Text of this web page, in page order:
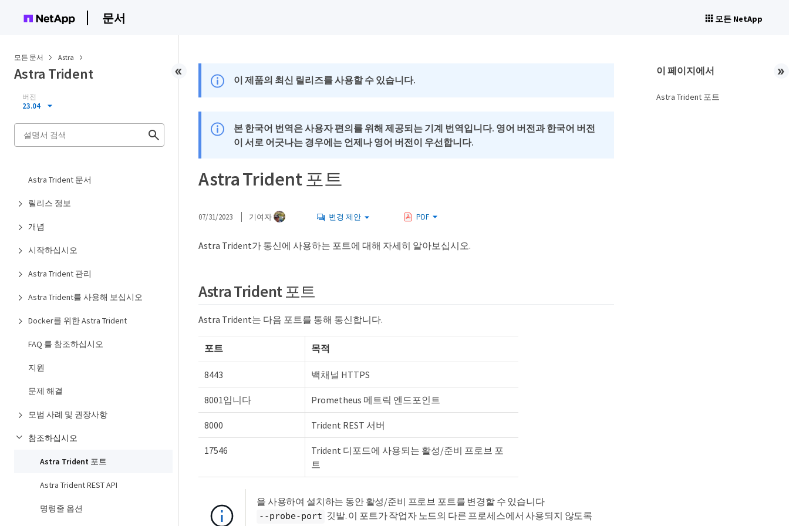
문서 모든 NetApp
모든 문서 Astra
Astra Trident
버전
23.04
Astra Trident 문서
릴리스 정보
개념
시작하십시오
Astra Trident 관리
Astra Trident를 사용해 보십시오
Docker를 위한 Astra Trident
FAQ 를 참조하십시오
지원
문제 해결
모범 사례 및 권장사항
참조하십시오
Astra Trident 포트
Astra Trident REST API
명령줄 옵션
이 제품의 최신 릴리즈를 사용할 수 있습니다.
본 한국어 번역은 사용자 편의를 위해 제공되는 기계 번역입니다. 영어 버전과 한국어 버전
이 서로 어긋나는 경우에는 언제나 영어 버전이 우선합니다.
Astra Trident 포트
07/31/2023 기여자 변경 제안 PDF
Astra Trident가 통신에 사용하는 포트에 대해 자세히 알아보십시오.
Astra Trident 포트
Astra Trident는 다음 포트를 통해 통신합니다.
포트 목적
8443 백채널 HTTPS
8001입니다 Prometheus 메트릭 엔드포인트
8000 Trident REST 서버
17546
Trident 디포드에 사용되는 활성/준비 프로브 포
트
을 사용하여 설치하는 동안 활성/준비 프로브 포트를 변경할 수 있습니다
--probe-port 깃발. 이 포트가 작업자 노드의 다른 프로세스에서 사용되지 않도록
이 페이지에서
Astra Trident 포트